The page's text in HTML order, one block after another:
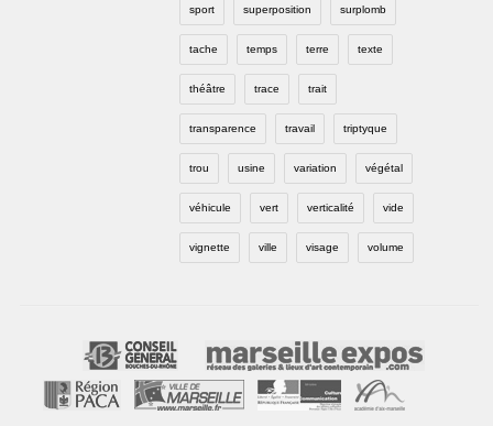
sport superposition surplomb
tache temps terre texte
théâtre trace trait
transparence travail triptyque
trou usine variation végétal
véhicule vert verticalité vide
vignette ville visage volume